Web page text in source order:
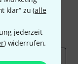
klar“ zu (alle
jederzeit
) widerrufen.
gewinne mit
Thomann Insights